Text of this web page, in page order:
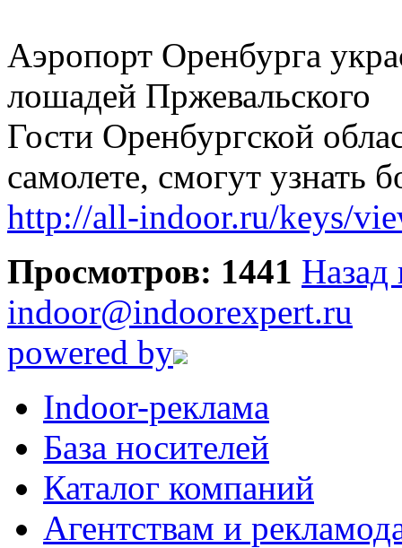
Аэропорт Оренбурга
лошадей Пржевальского
Гости Оренбургской
самолете, смогут узнать
http://all-indoor.ru/keys/
Просмотров: 1441 Назад
indoor@indoorexpert.ru
powered by
Indoor-реклама
База носителей
Каталог компаний
Агентствам и